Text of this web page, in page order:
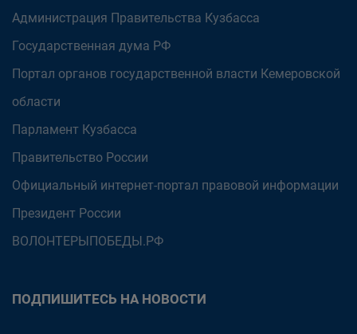
Администрация Правительства Кузбасса
Государственная дума РФ
Портал органов государственной власти Кемеровской
области
Парламент Кузбасса
Правительство России
Официальный интернет-портал правовой информации
Президент России
ВОЛОНТЕРЫПОБЕДЫ.РФ
ПОДПИШИТЕСЬ НА НОВОСТИ